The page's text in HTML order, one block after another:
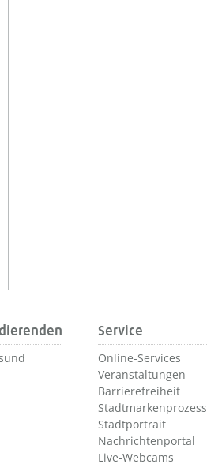
Service
Online-Services
Veranstaltungen
Barrierefreiheit
Stadtmarkenprozess
Stadtportrait
Nachrichtenportal
Live-Webcams